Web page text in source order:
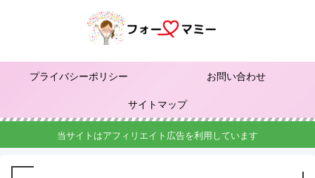
プライバシーポリシー
お問い合わせ
サイトマップ
当サイトはアフィリエイト広告を利用しています